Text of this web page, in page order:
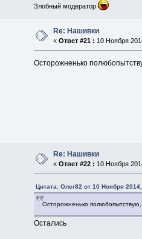
Злобный модератор
Re: Нашивки
« Ответ #21 : 10 Ноября
Осторожненько
Re: Нашивки
« Ответ #22 : 10 Ноября
Цитата: Олег82 от 10 Ноября
Осторожненько
Остались